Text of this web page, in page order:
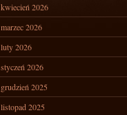
kwiecień 2026
marzec 2026
luty 2026
styczeń 2026
grudzień 2025
listopad 2025